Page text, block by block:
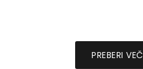
PREBERI VEČ